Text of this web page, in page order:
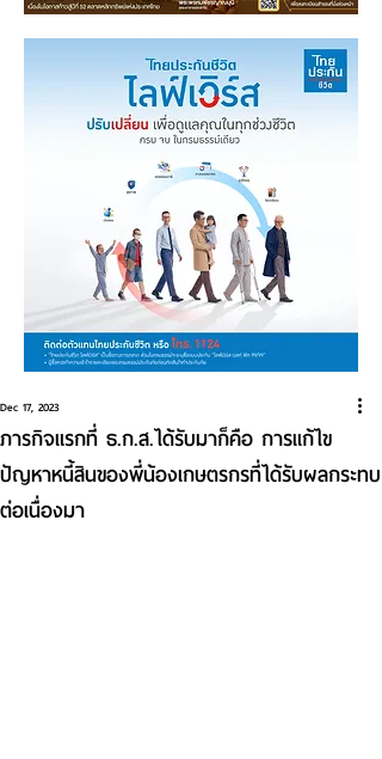
ภารกิจแรกที่ ธ.ก.ส.ได้รับมาก็คือ การแก้ไข
ปัญหาหนี้สินของพี่น้องเกษตรกรที่ได้รับผลกระทบ
ต่อเนื่องมา
Dec 17, 2023